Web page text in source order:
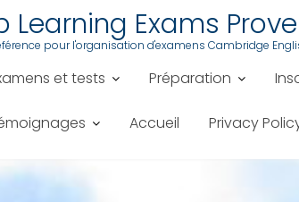
Learning Exams
pour l'organisation d'examens Cambridge
et tests Préparation
Accueil Privacy